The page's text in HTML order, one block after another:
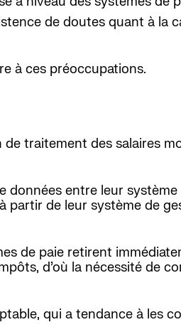
de doutes quant à la
à ces préoccupations.
traitement des salaires
données entre leur
partir de leur système de
de paie retirent
d’où la nécessité de
qui a tendance à les